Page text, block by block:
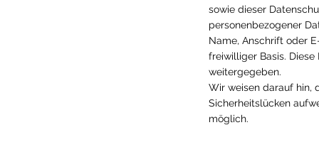
sowie dieser
personenbezogener
Name, Anschrift oder
freiwilliger Basis.
weitergegeben.
Wir weisen darauf hin,
Sicherheitslücken
möglich.